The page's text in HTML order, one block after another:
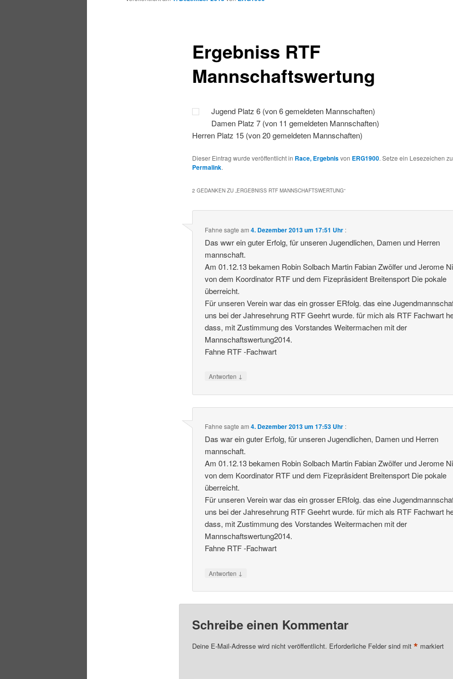
Ergebniss RTF
Mannschaftswertung
Jugend Platz 6 (von 6 gemeldeten Mannschaften)
Damen Platz 7 (von 11 gemeldeten Mannschaften)
Herren Platz 15 (von 20 gemeldeten Mannschaften)
Dieser Eintrag wurde veröffentlicht in Race, Ergebnisvon ERG1900. Setze ein Lesezeichen
Permalink.
2 GEDANKEN ZU „ERGEBNISS RTF MANNSCHAFTSWERTUNG“
Fahne sagte am4. Dezember 2013 um 17:51 Uhr :
Das wwr ein guter Erfolg, für unseren Jugendlichen, Damen und Herren
mannschaft.
Am 01.12.13 bekamen Robin Solbach Martin Fabian Zwölfer und Jerome
von dem Koordinator RTF und dem Fizepräsident Breitensport Die pokale
überreicht.
Für unseren Verein war das ein grosser ERfolg. das eine
uns bei der Jahresehrung RTF Geehrt wurde. für mich als RTF Fachwart
dass, mit Zustimmung des Vorstandes Weitermachen mit der
Mannschaftswertung2014.
Fahne RTF -Fachwart
Antworten ↓
Fahne sagte am4. Dezember 2013 um 17:53 Uhr :
Das war ein guter Erfolg, für unseren Jugendlichen, Damen und Herren
mannschaft.
Am 01.12.13 bekamen Robin Solbach Martin Fabian Zwölfer und Jerome
von dem Koordinator RTF und dem Fizepräsident Breitensport Die pokale
überreicht.
Für unseren Verein war das ein grosser ERfolg. das eine
uns bei der Jahresehrung RTF Geehrt wurde. für mich als RTF Fachwart
dass, mit Zustimmung des Vorstandes Weitermachen mit der
Mannschaftswertung2014.
Fahne RTF -Fachwart
Antworten ↓
Schreibe einen Kommentar
Deine E-Mail-Adresse wird nicht veröffentlicht. Erforderliche Felder sind mit * markiert